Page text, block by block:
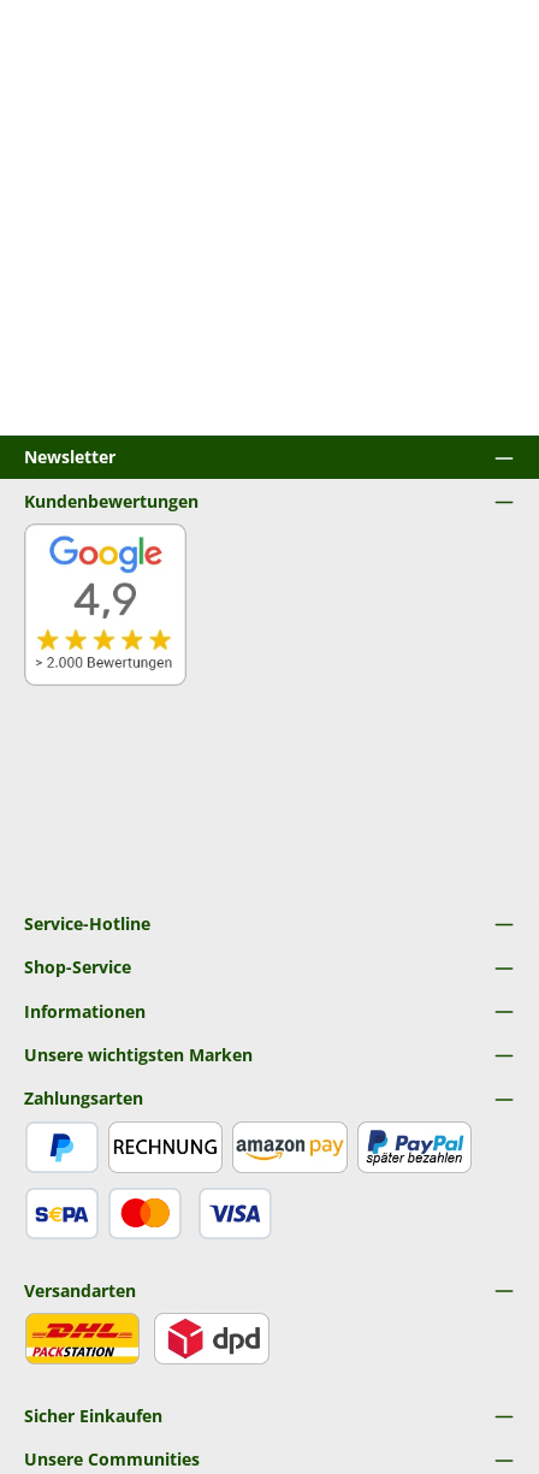
Newsletter
Service-Hotline
Shop-Service
Informationen
Unsere wichtigsten Marken
Sicher Einkaufen
Kundenbewertungen
Unsere Communities
Zahlungsarten
Versandarten